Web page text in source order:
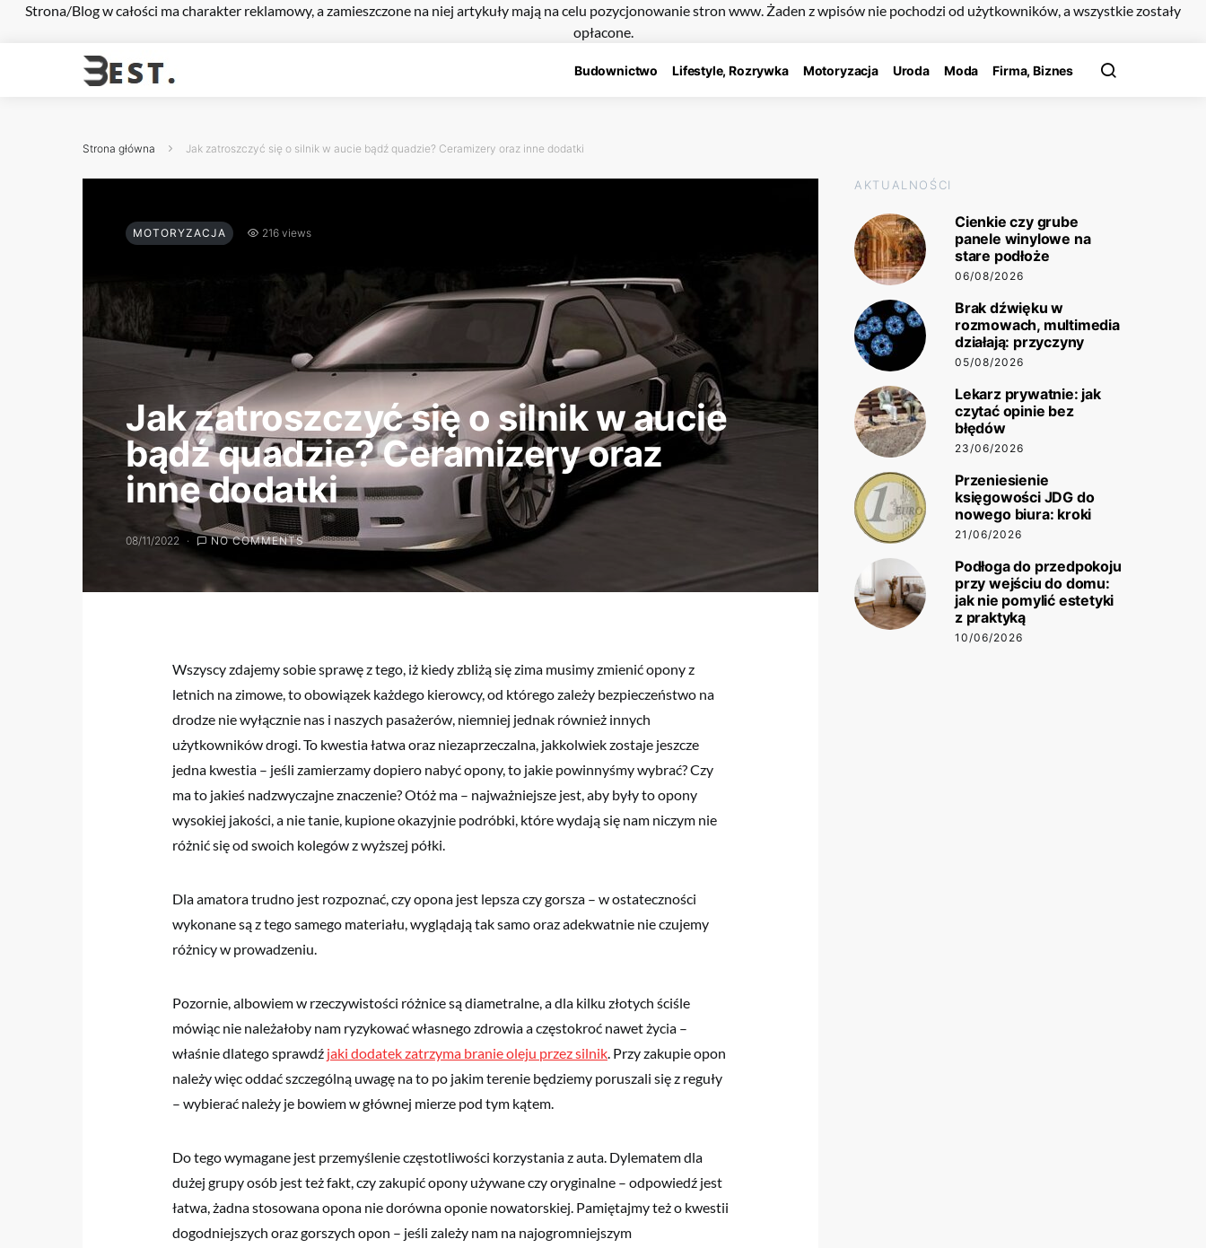
Strona/Blog w całości ma charakter reklamowy, a zamieszczone na niej artykuły mają na celu pozycjonowanie stron www. Żaden z wpisów nie pochodzi od użytkowników, a wszystkie zostały
opłacone.
Budownictwo Lifestyle, Rozrywka Motoryzacja Uroda Moda Firma, Biznes
Strona główna Jak zatroszczyć się o silnik w aucie bądź quadzie? Ceramizery oraz inne dodatki
MOTORYZACJA 216 views
Jak zatroszczyć się o silnik w aucie
bądź quadzie? Ceramizery oraz
inne dodatki
08/11/2022 NO COMMENTS
Wszyscy zdajemy sobie sprawę z tego, iż kiedy zbliżą się zima musimy zmienić opony z
letnich na zimowe, to obowiązek każdego kierowcy, od którego zależy bezpieczeństwo na
drodze nie wyłącznie nas i naszych pasażerów, niemniej jednak również innych
użytkowników drogi. To kwestia łatwa oraz niezaprzeczalna, jakkolwiek zostaje jeszcze
jedna kwestia – jeśli zamierzamy dopiero nabyć opony, to jakie powinnyśmy wybrać? Czy
ma to jakieś nadzwyczajne znaczenie? Otóż ma – najważniejsze jest, aby były to opony
wysokiej jakości, a nie tanie, kupione okazyjnie podróbki, które wydają się nam niczym nie
różnić się od swoich kolegów z wyższej półki.
Dla amatora trudno jest rozpoznać, czy opona jest lepsza czy gorsza – w ostateczności
wykonane są z tego samego materiału, wyglądają tak samo oraz adekwatnie nie czujemy
różnicy w prowadzeniu.
Pozornie, albowiem w rzeczywistości różnice są diametralne, a dla kilku złotych ściśle
mówiąc nie należałoby nam ryzykować własnego zdrowia a częstokroć nawet życia –
właśnie dlatego sprawdź jaki dodatek zatrzyma branie oleju przez silnik. Przy zakupie opon
należy więc oddać szczególną uwagę na to po jakim terenie będziemy poruszali się z reguły
– wybierać należy je bowiem w głównej mierze pod tym kątem.
Do tego wymagane jest przemyślenie częstotliwości korzystania z auta. Dylematem dla
dużej grupy osób jest też fakt, czy zakupić opony używane czy oryginalne – odpowiedź jest
łatwa, żadna stosowana opona nie dorówna oponie nowatorskiej. Pamiętajmy też o kwestii
dogodniejszych oraz gorszych opon – jeśli zależy nam na najogromniejszym
AKTUALNOŚCI
Cienkie czy grube
panele winylowe na
stare podłoże
06/08/2026
Brak dźwięku w
rozmowach, multimedia
działają: przyczyny
05/08/2026
Lekarz prywatnie: jak
czytać opinie bez
błędów
23/06/2026
Przeniesienie
księgowości JDG do
nowego biura: kroki
21/06/2026
Podłoga do przedpokoju
przy wejściu do domu:
jak nie pomylić estetyki
z praktyką
10/06/2026